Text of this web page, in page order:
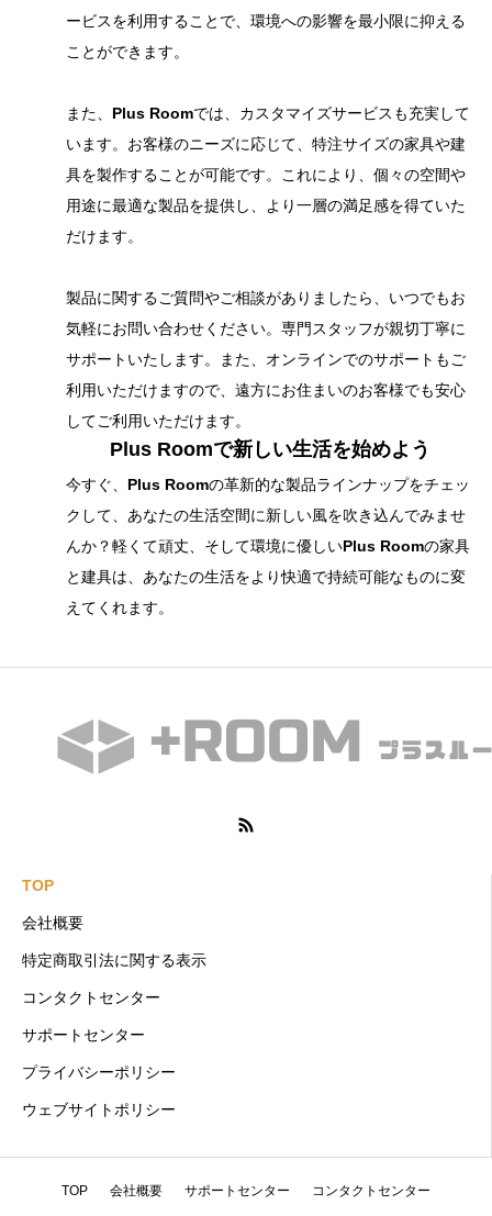
ービスを利用することで、環境への影響を最小限に抑える
ことができます。
また、 Plus Roomでは、カスタマイズサービスも充実して
います。お客様のニーズに応じて、特注サイズの家具や建
具を製作することが可能です。これにより、個々の空間や
用途に最適な製品を提供し、より一層の満足感を得ていた
だけます。
製品に関するご質問やご相談がありましたら、いつでもお
気軽にお問い合わせください。専門スタッフが親切丁寧に
サポートいたします。また、オンラインでのサポートもご
利用いただけますので、遠方にお住まいのお客様でも安心
してご利用いただけます。
Plus Roomで新しい生活を始めよう
今すぐ、 Plus Roomの革新的な製品ラインナップをチェッ
クして、あなたの生活空間に新しい風を吹き込んでみませ
んか？軽くて頑丈、そして環境に優しいPlus Roomの家具
と建具は、あなたの生活をより快適で持続可能なものに変
えてくれます。
TOP
会社概要
特定商取引法に関する表示
コンタクトセンター
サポートセンター
プライバシーポリシー
ウェブサイトポリシー
TOP 会社概要 サポートセンター コンタクトセンター